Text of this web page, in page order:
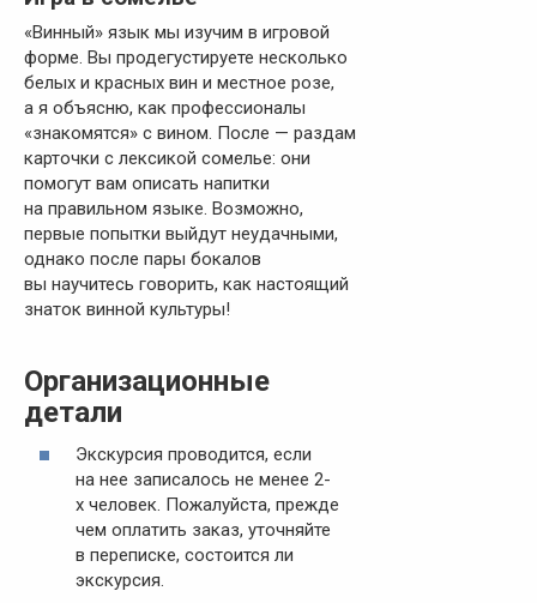
«Винный» язык мы изучим в игровой
форме. Вы продегустируете несколько
белых и красных вин и местное розе,
а я объясню, как профессионалы
«знакомятся» с вином. После — раздам
карточки с лексикой сомелье: они
помогут вам описать напитки
на правильном языке. Возможно,
первые попытки выйдут неудачными,
однако после пары бокалов
вы научитесь говорить, как настоящий
знаток винной культуры!
Организационные
детали
Экскурсия проводится, если
на нее записалось не менее 2-
х человек. Пожалуйста, прежде
чем оплатить заказ, уточняйте
в переписке, состоится ли
экскурсия.